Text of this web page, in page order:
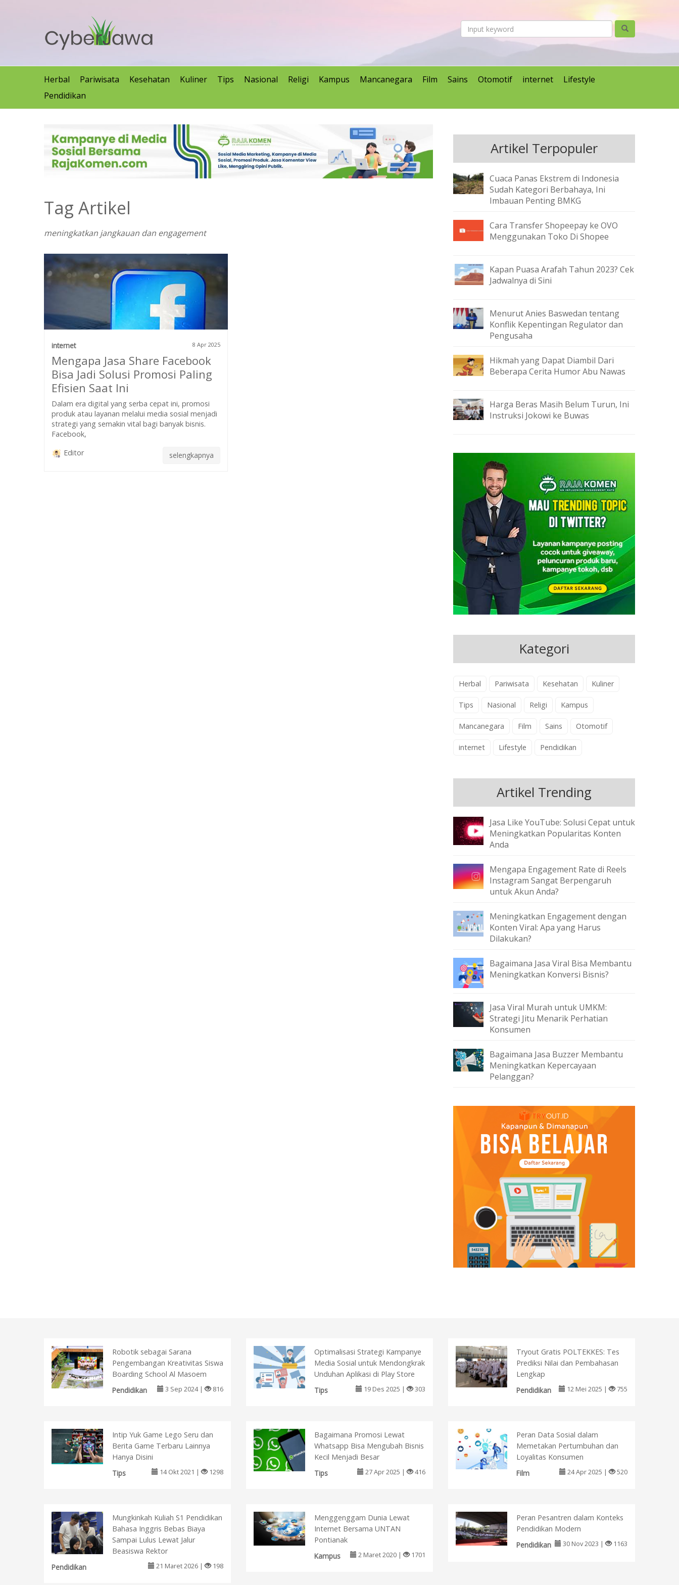
Herbal Pariwisata Kesehatan Kuliner Tips Nasional Religi Kampus Mancanegara Film Sains Otomotif internet
Lifestyle
Pendidikan
Tag Artikel
meningkatkan jangkauan dan engagement
internet 8 Apr 2025
Mengapa Jasa Share Facebook
Bisa Jadi Solusi Promosi Paling
Efisien Saat Ini
Dalam era digital yang serba cepat ini, promosi
produk atau layanan melalui media sosial menjadi
strategi yang semakin vital bagi banyak bisnis.
Facebook,
Editor
selengkapnya
Artikel Terpopuler
Cuaca Panas Ekstrem di Indonesia
Sudah Kategori Berbahaya, Ini
Imbauan Penting BMKG
Cara Transfer Shopeepay ke OVO
Menggunakan Toko Di Shopee
Kapan Puasa Arafah Tahun 2023? Cek
Jadwalnya di Sini
Menurut Anies Baswedan tentang
Konflik Kepentingan Regulator dan
Pengusaha
Hikmah yang Dapat Diambil Dari
Beberapa Cerita Humor Abu Nawas
Harga Beras Masih Belum Turun, Ini
Instruksi Jokowi ke Buwas
Kategori
Herbal Pariwisata Kesehatan Kuliner
Tips Nasional Religi Kampus
Mancanegara Film Sains Otomotif
internet Lifestyle Pendidikan
Artikel Trending
Jasa Like YouTube: Solusi Cepat untuk
Meningkatkan Popularitas Konten
Anda
Mengapa Engagement Rate di Reels
Instagram Sangat Berpengaruh
untuk Akun Anda?
Meningkatkan Engagement dengan
Konten Viral: Apa yang Harus
Dilakukan?
Bagaimana Jasa Viral Bisa Membantu
Meningkatkan Konversi Bisnis?
Jasa Viral Murah untuk UMKM:
Strategi Jitu Menarik Perhatian
Konsumen
Bagaimana Jasa Buzzer Membantu
Meningkatkan Kepercayaan
Pelanggan?
Robotik sebagai Sarana
Pengembangan Kreativitas Siswa
Boarding School Al Masoem
Pendidikan
3 Sep 2024 | 816
Optimalisasi Strategi Kampanye
Media Sosial untuk Mendongkrak
Unduhan Aplikasi di Play Store
Tips
19 Des 2025 | 303
Tryout Gratis POLTEKKES: Tes
Prediksi Nilai dan Pembahasan
Lengkap
Pendidikan
12 Mei 2025 | 755
Intip Yuk Game Lego Seru dan
Berita Game Terbaru Lainnya
Hanya Disini
Tips
14 Okt 2021 | 1298
Bagaimana Promosi Lewat
Whatsapp Bisa Mengubah Bisnis
Kecil Menjadi Besar
Tips
27 Apr 2025 | 416
Peran Data Sosial dalam
Memetakan Pertumbuhan dan
Loyalitas Konsumen
Film
24 Apr 2025 | 520
Mungkinkah Kuliah S1 Pendidikan
Bahasa Inggris Bebas Biaya
Sampai Lulus Lewat Jalur
Beasiswa Rektor
Pendidikan
21 Maret 2026 | 198
Menggenggam Dunia Lewat
Internet Bersama UNTAN
Pontianak
Kampus
2 Maret 2020 | 1701
Peran Pesantren dalam Konteks
Pendidikan Modern
Pendidikan
30 Nov 2023 | 1163